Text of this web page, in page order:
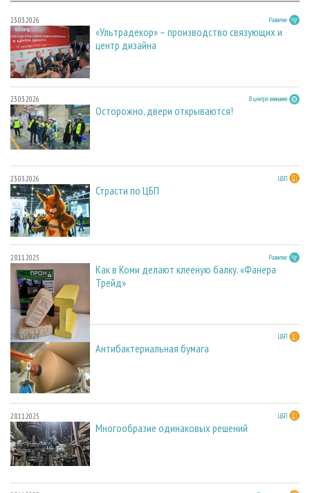
23.03.2026 Развитие
«Ультрадекор» – производство связующих и
центр дизайна
23.03.2026 В центре внимания
Осторожно, двери открываются!
23.03.2026 ЦБП
Страсти по ЦБП
28.11.2025 Развитие
Как в Коми делают клееную балку. «Фанера
Трейд»
28.11.2025 ЦБП
Антибактериальная бумага
28.11.2025 ЦБП
Многообразие одинаковых решений